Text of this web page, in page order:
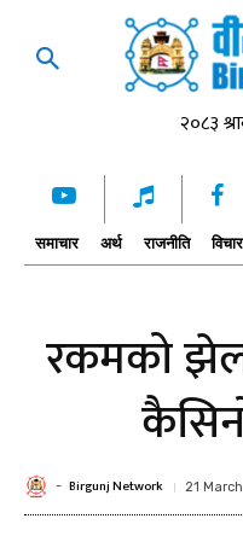
समाचार अर्थ राजनीति विचार
रकमको
- Birgunj Network 21